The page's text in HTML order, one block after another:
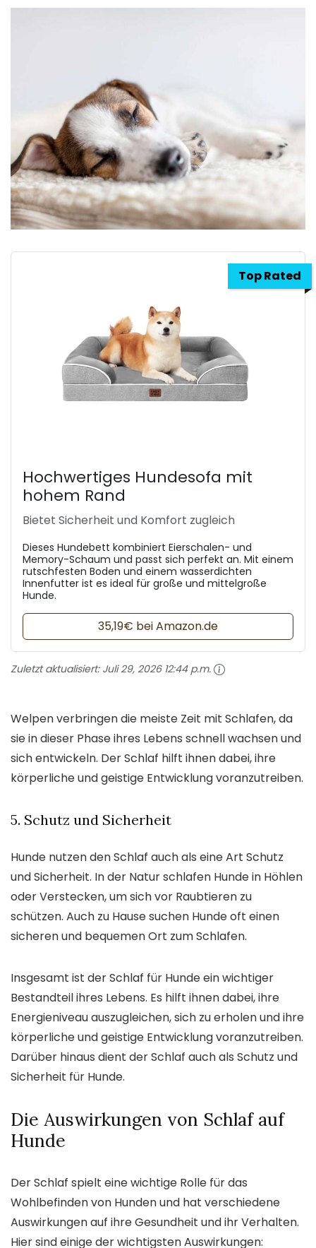
Top Rated
Hochwertiges Hundesofa mit
hohem Rand
Bietet Sicherheit und Komfort zugleich
Dieses Hundebett kombiniert Eierschalen- und
Memory-Schaum und passt sich perfekt an. Mit einem
rutschfesten Boden und einem wasserdichten
Innenfutter ist es ideal für große und mittelgroße
Hunde.
35,19€ bei Amazon.de
Zuletzt aktualisiert: Juli 29, 2026 12:44 p.m.
Welpen verbringen die meiste Zeit mit Schlafen, da
sie in dieser Phase ihres Lebens schnell wachsen und
sich entwickeln. Der Schlaf hilft ihnen dabei, ihre
körperliche und geistige Entwicklung voranzutreiben.
5. Schutz und Sicherheit
Hunde nutzen den Schlaf auch als eine Art Schutz
und Sicherheit. In der Natur schlafen Hunde in Höhlen
oder Verstecken, um sich vor Raubtieren zu
schützen. Auch zu Hause suchen Hunde oft einen
sicheren und bequemen Ort zum Schlafen.
Insgesamt ist der Schlaf für Hunde ein wichtiger
Bestandteil ihres Lebens. Es hilft ihnen dabei, ihre
Energieniveau auszugleichen, sich zu erholen und ihre
körperliche und geistige Entwicklung voranzutreiben.
Darüber hinaus dient der Schlaf auch als Schutz und
Sicherheit für Hunde.
Die Auswirkungen von Schlaf auf
Hunde
Der Schlaf spielt eine wichtige Rolle für das
Wohlbefinden von Hunden und hat verschiedene
Auswirkungen auf ihre Gesundheit und ihr Verhalten.
Hier sind einige der wichtigsten Auswirkungen: